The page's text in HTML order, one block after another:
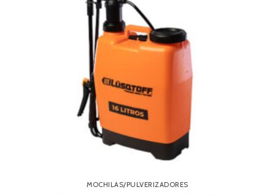
MOCHILAS/PULVERIZADORES